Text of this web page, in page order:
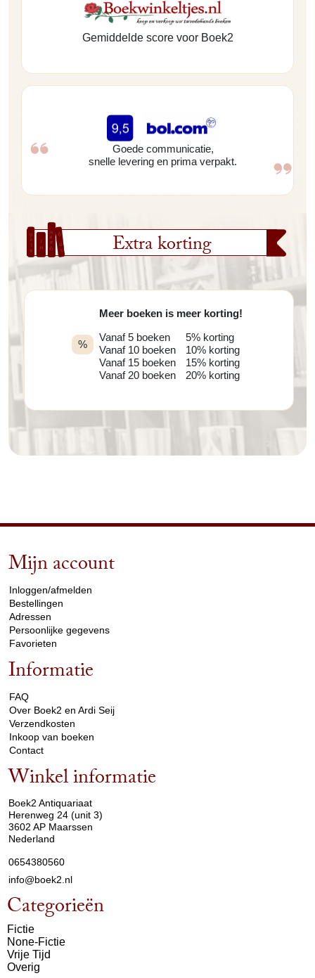
Gemiddelde score voor Boek2
Goede communicatie,
snelle levering en prima verpakt.
Extra korting
%
Meer boeken is meer korting!
Vanaf 5 boeken
Vanaf 10 boeken
Vanaf 15 boeken
Vanaf 20 boeken
5% korting
10% korting
15% korting
20% korting
Mijn account
Inloggen/afmelden
Bestellingen
Adressen
Persoonlijke gegevens
Favorieten
Informatie
FAQ
Over Boek2 en Ardi Seij
Verzendkosten
Inkoop van boeken
Contact
Winkel informatie
Boek2 Antiquariaat
Herenweg 24 (unit 3)
3602 AP Maarssen
Nederland
0654380560
info@boek2.nl
Categorieën
Fictie
None-Fictie
Vrije Tijd
Overig